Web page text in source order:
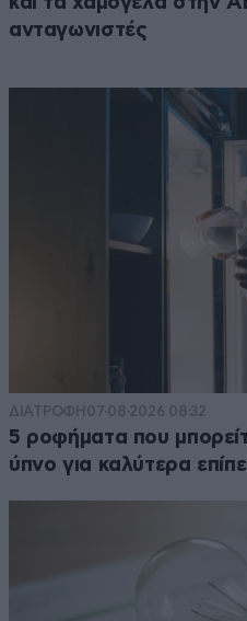
ανταγωνιστές
ΔΙΑΤΡΟΦΗ 07·08·2026 08:32
5 ροφήματα που
ύπνο για καλύτερα